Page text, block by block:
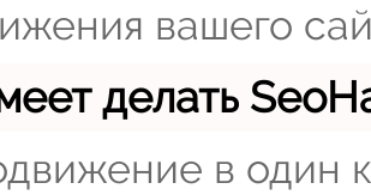
вашего
делать
в один